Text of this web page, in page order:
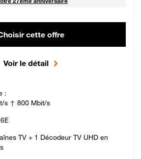
cette offre
Voir le détail
:
s ↑ 800 Mbit/s
TV + 1 Décodeur TV UHD en